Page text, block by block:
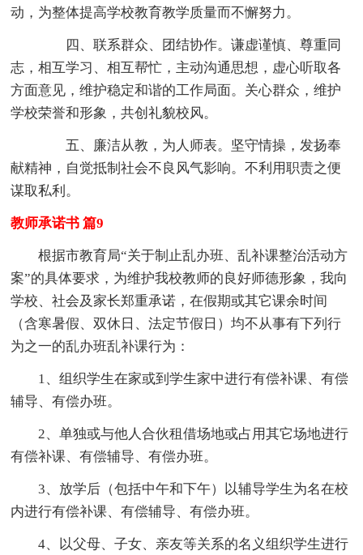
动，为整体提高学校教育教学质量而不懈努力。
四、联系群众、团结协作。谦虚谨慎、尊重同
志，相互学习、相互帮忙，主动沟通思想，虚心听取各
方面意见，维护稳定和谐的工作局面。关心群众，维护
学校荣誉和形象，共创礼貌校风。
五、廉洁从教，为人师表。坚守情操，发扬奉
献精神，自觉抵制社会不良风气影响。不利用职责之便
谋取私利。
教师承诺书 篇9
根据市教育局“关于制止乱办班、乱补课整治活动方
案”的具体要求，为维护我校教师的良好师德形象，我向
学校、社会及家长郑重承诺，在假期或其它课余时间
（含寒暑假、双休日、法定节假日）均不从事有下列行
为之一的乱办班乱补课行为：
1、组织学生在家或到学生家中进行有偿补课、有偿
辅导、有偿办班。
2、单独或与他人合伙租借场地或占用其它场地进行
有偿补课、有偿辅导、有偿办班。
3、放学后（包括中午和下午）以辅导学生为名在校
内进行有偿补课、有偿辅导、有偿办班。
4、以父母、子女、亲友等关系的名义组织学生进行